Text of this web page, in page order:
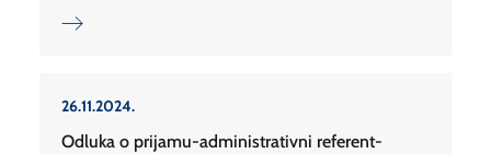
26.11.2024.
Odluka o prijamu-administrativni referent-